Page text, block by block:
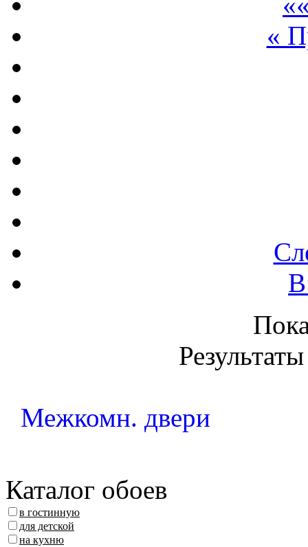
«
Межкомн. двери
Каталог обоев
в гостинную
для детской
на кухню